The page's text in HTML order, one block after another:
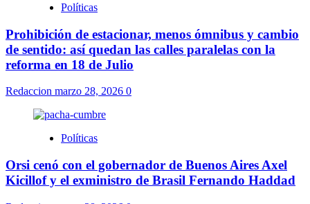
Políticas
Prohibición de estacionar, menos ómnibus y cambio
de sentido: así quedan las calles paralelas con la
reforma en 18 de Julio
Redaccion marzo 28, 2026 0
Políticas
Orsi cenó con el gobernador de Buenos Aires Axel
Kicillof y el exministro de Brasil Fernando Haddad